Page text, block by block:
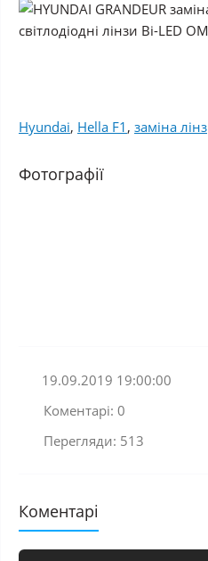
Hyundai, Hella F1 , заміна лінз
Фотографії
19.09.2019 19:00:00
Коментарі: 0
Перегляди: 513
Коментарі